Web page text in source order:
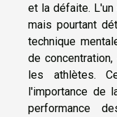
et la défaite.
mais pourtant
technique
de
les athlètes.
l'importance de
performance